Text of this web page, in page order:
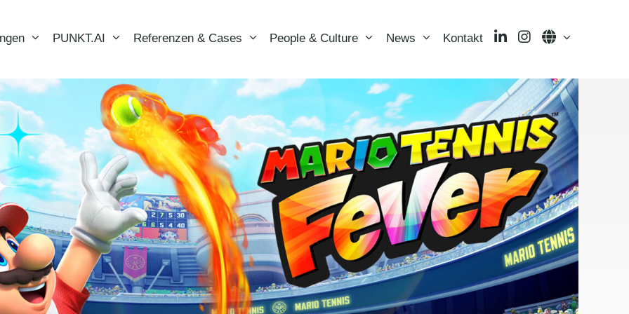
PUNKT.AI Referenzen & Cases People & Culture News Kontakt LinkedInInstagramLanguage